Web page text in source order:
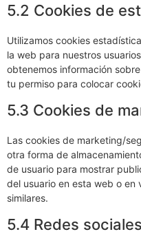
5.2 Cookies de
Utilizamos cookies
la web para nuestros
obtenemos información
tu permiso para colocar
5.3 Cookies de
Las cookies de marketing/
otra forma de
de usuario para mostrar
del usuario en esta web o
similares.
5.4 Redes sociales